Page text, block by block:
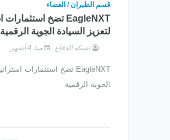
قسم الطيران / الفضاء
لتعزيز السيادة الجوية الرقمية
شبكة الدفاع منذ 4 أشهر
الجوية الرقمية